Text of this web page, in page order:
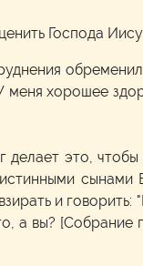
Господа
меня хорошее
это, чтобы
и говорить:
а вы? [Собрание